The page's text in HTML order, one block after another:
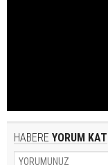
HABERE YORUM KAT